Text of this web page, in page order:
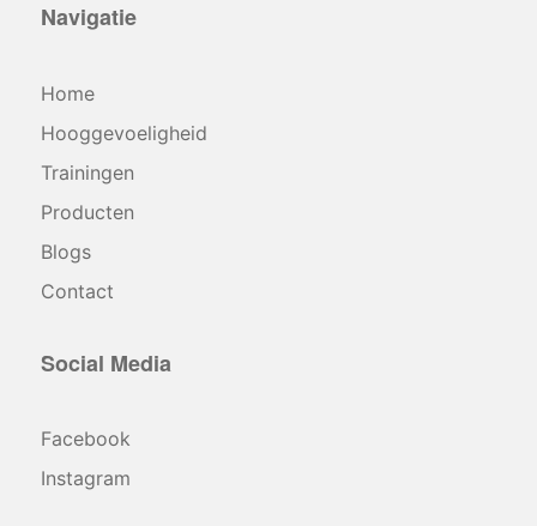
Navigatie
Home
Hooggevoeligheid
Trainingen
Producten
Blogs
Contact
Social Media
Facebook
Instagram